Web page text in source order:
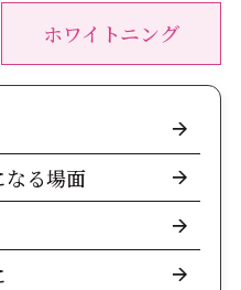
ホワイトニング
る場面